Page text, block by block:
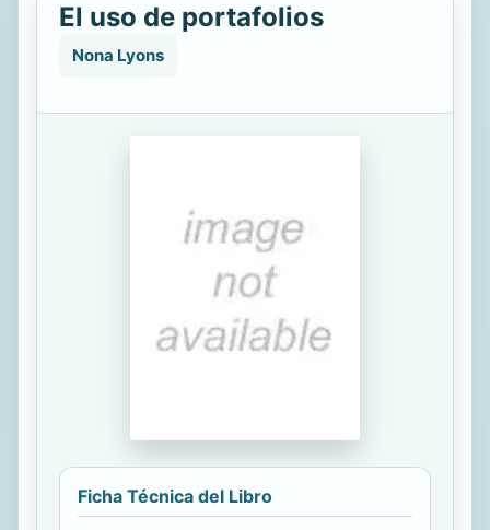
El uso de portafolios
Nona Lyons
Ficha Técnica del Libro